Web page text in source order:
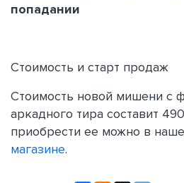
попадании
Стоимость и старт продаж
Стоимость новой мишени с
аркадного тира составит
приобрести ее можно в
магазине.